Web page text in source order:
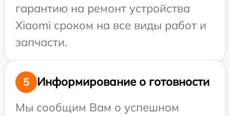
гарантию на ремонт устройства
Xiaomi сроком на все виды работ и
запчасти.
5
Информирование о готовности
Мы сообщим Вам о успешном